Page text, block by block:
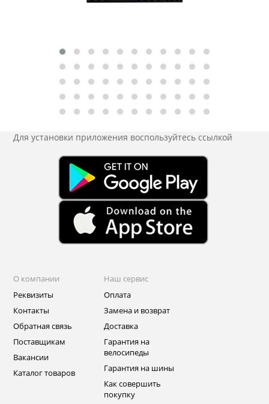
Для установки приложения воспользуйтесь ссылкой
О компании
Реквизиты
Контакты
Обратная связь
Поставщикам
Вакансии
Каталог товаров
Наш сервис
Оплата
Замена и возврат
Доставка
Гарантия на
велосипеды
Гарантия на шины
Как совершить
покупку